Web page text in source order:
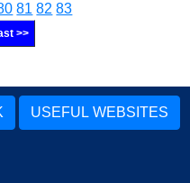
81 82 83
>>
USEFUL WEBSITES